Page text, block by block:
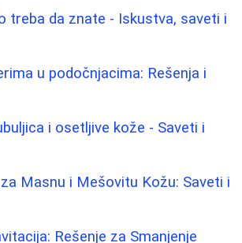
treba da znate - Iskustva, saveti i
u podočnjacima: Rešenja i
i osetljive kože - Saveti i
Masnu i Mešovitu Kožu: Saveti i
Rešenje za Smanjenje